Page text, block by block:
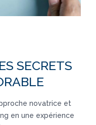
SECRETS
novatrice et
en une expérience